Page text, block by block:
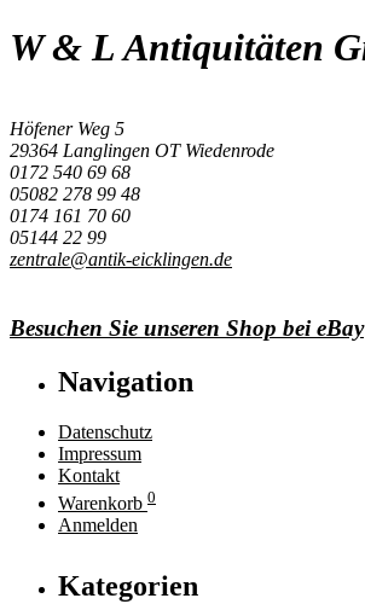
W & L Antiquitäten
Höfener Weg 5
29364 Langlingen OT Wiedenrode
0172 540 69 68
05082 278 99 48
0174 161 70 60
05144 22 99
zentrale@antik-eicklingen.de
Besuchen Sie unseren Shop bei eBay
Navigation
Datenschutz
Impressum
Kontakt
Warenkorb 0
Anmelden
Kategorien